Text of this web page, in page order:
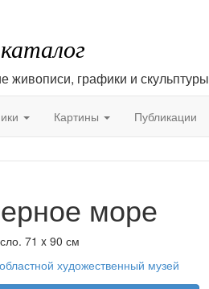
живописи, графики и скульптуры
Картины Публикации
море
71 x 90 см
художественный музей